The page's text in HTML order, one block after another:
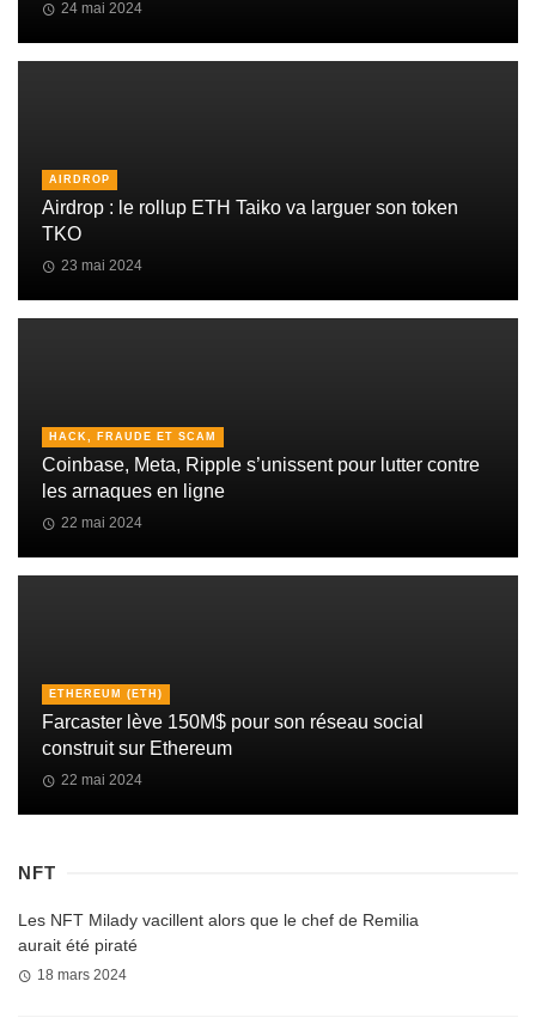
24 mai 2024
AIRDROP
Airdrop : le rollup ETH Taiko va larguer son token
TKO
23 mai 2024
HACK, FRAUDE ET SCAM
Coinbase, Meta, Ripple s’unissent pour lutter contre
les arnaques en ligne
22 mai 2024
ETHEREUM (ETH)
Farcaster lève 150M$ pour son réseau social
construit sur Ethereum
22 mai 2024
NFT
Les NFT Milady vacillent alors que le chef de Remilia
aurait été piraté
18 mars 2024